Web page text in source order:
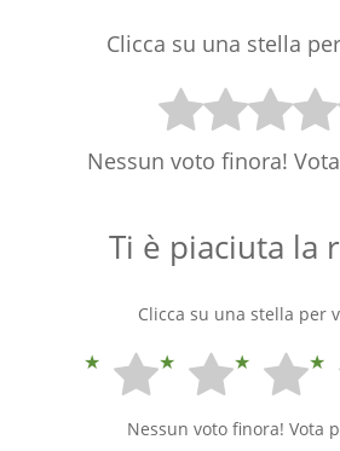
Clicca su una stella
Nessun voto finora!
Ti è piaciuta la
Clicca su una stella per
Nessun voto finora! Vota